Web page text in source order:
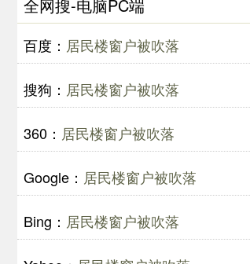
全网搜-电脑PC端
百度： 居民楼窗户被吹落
搜狗： 居民楼窗户被吹落
360： 居民楼窗户被吹落
Google： 居民楼窗户被吹落
Bing： 居民楼窗户被吹落